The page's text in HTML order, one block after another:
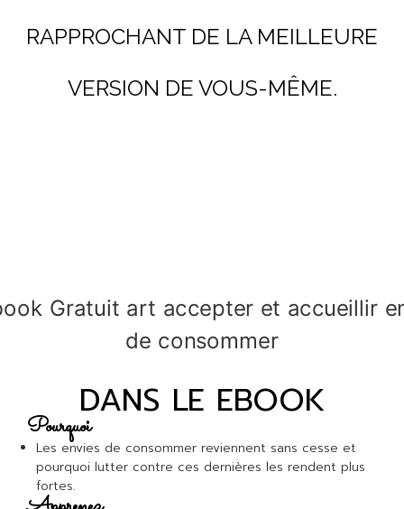
RAPPROCHANT DE LA MEILLEURE
VERSION DE VOUS-MÊME.
DANS LE EBOOK
Pourquoi
Les envies de consommer reviennent sans cesse et
pourquoi lutter contre ces dernières les rendent plus
fortes.